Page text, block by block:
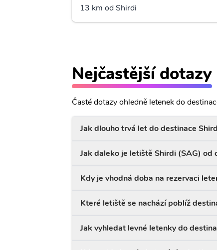
13 km od Shirdi
Nejčastější dotazy
Časté dotazy ohledně letenek do
Jak dlouho trvá let do destinace
Jak daleko je letiště Shirdi (SAG) od
Kdy je vhodná doba na rezervaci
Které letiště se nachází poblíž
Jak vyhledat levné letenky do